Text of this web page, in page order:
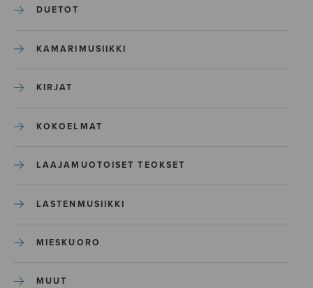
DUETOT
KAMARIMUSIIKKI
KIRJAT
KOKOELMAT
LAAJAMUOTOISET TEOKSET
LASTENMUSIIKKI
MIESKUORO
MUUT